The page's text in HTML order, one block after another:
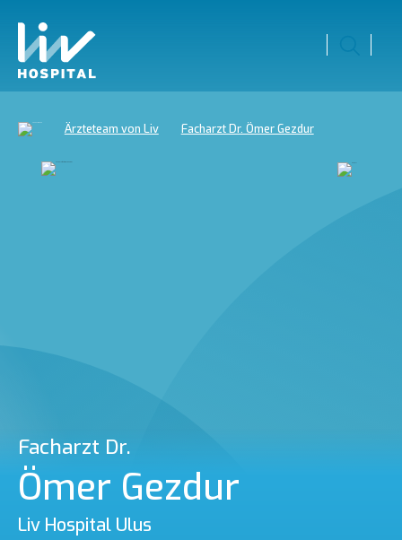
Ärzteteam von Liv Facharzt Dr. Ömer Gezdur
Facharzt Dr.
Ömer Gezdur
Liv Hospital Ulus